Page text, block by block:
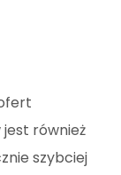
również
szybciej